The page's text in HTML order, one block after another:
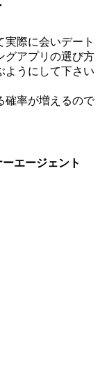
際に会いデート
グアプリの選び方
ようにして下さい
確率が増えるので
エージェント